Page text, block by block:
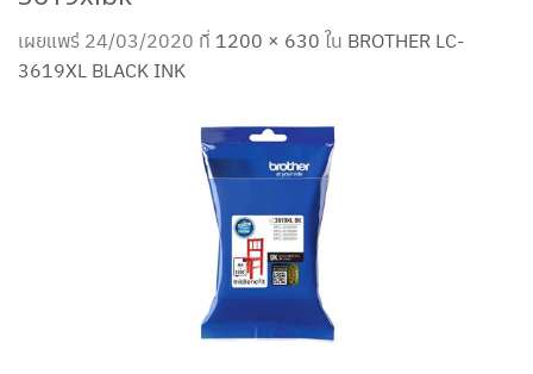
เผยแพร่ 24/03/2020 ที่ 1200 × 630 ใน BROTHER LC-
3619XL BLACK INK